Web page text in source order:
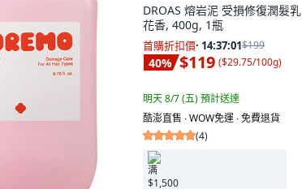
DROAS 熔岩泥 受損修復潤髮乳
花香, 400g, 1瓶
首購折扣價· 14:37:00$199
40% $119 ($29.75/100g)
明天 8/7 (五)預計送達
酷澎直售 ∙ WOW免運 ∙ 免費退貨
(4)